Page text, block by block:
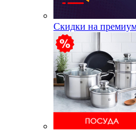
Скидки на